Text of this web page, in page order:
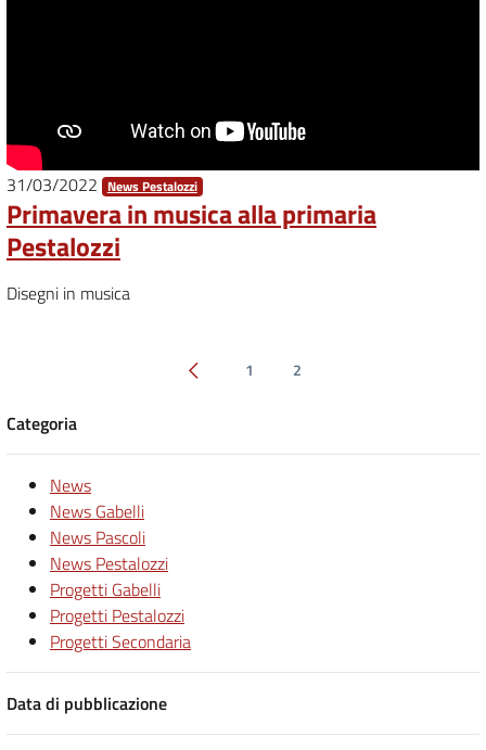
31/03/2022 News Pestalozzi
Primavera in musica alla primaria
Pestalozzi
Disegni in musica
Pagina precedente
1 2
Categoria
News
News Gabelli
News Pascoli
News Pestalozzi
Progetti Gabelli
Progetti Pestalozzi
Progetti Secondaria
Data di pubblicazione